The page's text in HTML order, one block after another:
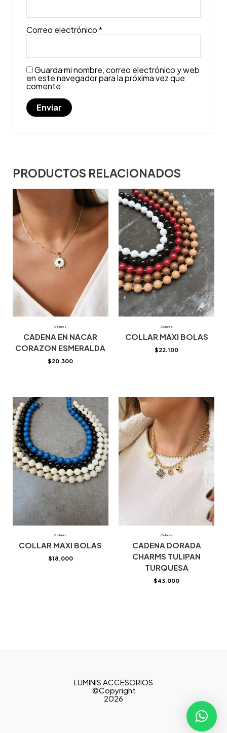
Correo electrónico*
Guarda mi nombre, correo electrónico y web
en este navegador para la próxima vez que
comente.
PRODUCTOS RELACIONADOS
Collares
CADENA EN NACAR
CORAZON ESMERALDA
$20.300
Collares
COLLAR MAXI BOLAS
$22.100
Collares
COLLAR MAXI BOLAS
$18.000
Collares
CADENA DORADA
CHARMS TULIPAN
TURQUESA
$43.000
LUMINIS ACCESORIOS
©Copyright
2026